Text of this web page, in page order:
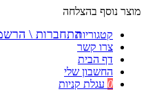
מוצר נוסף בהצלחה
קטגוריות
צרו קשר
דף הבית
החשבון שלי
0 עגלת קניות
התחברות \